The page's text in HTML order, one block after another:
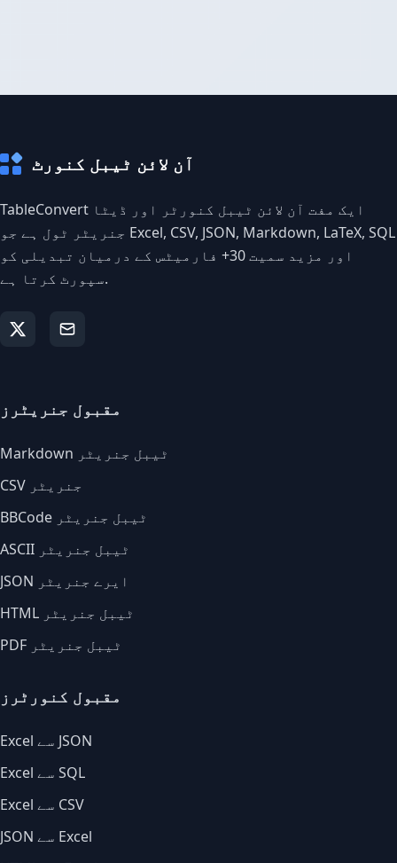
آن لائن ٹیبل کنورٹ
TableConvert ایک مفت آن لائن ٹیبل کنورٹر اور ڈیٹا
جنریٹر ٹول ہے جو Excel, CSV, JSON, Markdown, LaTeX, SQL
اور مزید سمیت 30+ فارمیٹس کے درمیان تبدیلی کو
سپورٹ کرتا ہے.
مقبول جنریٹرز
Markdown ٹیبل جنریٹر
CSV جنریٹر
BBCode ٹیبل جنریٹر
ASCII ٹیبل جنریٹر
JSON ایرے جنریٹر
HTML ٹیبل جنریٹر
PDF ٹیبل جنریٹر
مقبول کنورٹرز
Excel سے JSON
Excel سے SQL
Excel سے CSV
JSON سے Excel